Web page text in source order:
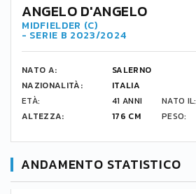
ANGELO D'ANGELO
MIDFIELDER (C)
- SERIE B 2023/2024
NATO A:
SALERNO
NAZIONALITÀ:
ITALIA
ETÀ:
41 ANNI NATO IL:
ALTEZZA:
176 CM PESO:
ANDAMENTO STATISTICO